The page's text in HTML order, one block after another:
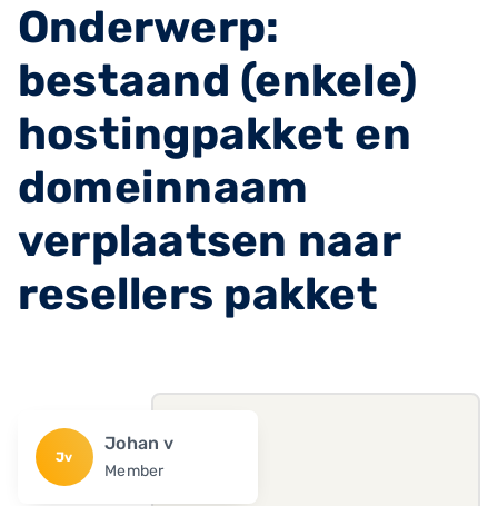
Onderwerp:
bestaand (enkele)
hostingpakket en
domeinnaam
verplaatsen naar
resellers pakket
Jv
Johan v
Member